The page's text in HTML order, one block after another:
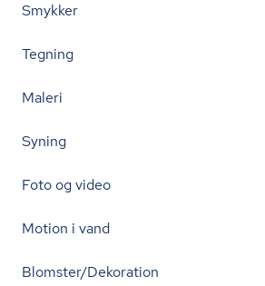
Smykker
Tegning
Maleri
Syning
Foto og video
Motion i vand
Blomster/Dekoration